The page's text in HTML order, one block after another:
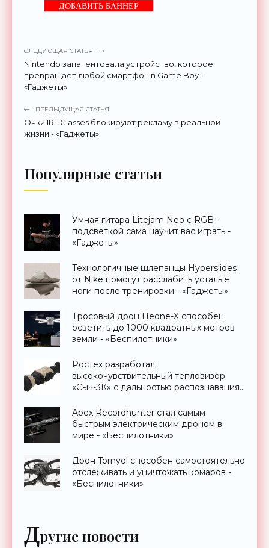
ДОБАВИТЬ БАННЕР
СЛЕДУЮЩАЯ СТАТЬЯ
Nintendo запатентовала устройство, которое
превращает любой смартфон в Game Boy -
«Гаджеты»
ПРЕДЫДУЩАЯ СТАТЬЯ
Очки IRL Glasses блокируют рекламу в реальной
жизни - «Гаджеты»
Популярные статьи
Умная гитара Litejam Neo с RGB-
подсветкой сама научит вас играть -
«Гаджеты»
Технологичные шлепанцы Hyperslides
от Nike помогут расслабить усталые
ноги после тренировки - «Гаджеты»
Тросовый дрон Heone-X способен
осветить до 1000 квадратных метров
земли - «Беспилотники»
Ростех разработал
высокочувствительный тепловизор
«Сыч-3К» с дальностью распознавания
Apex Recordhunter стал самым
быстрым электрическим дроном в
мире - «Беспилотники»
Дрон Tornyol способен самостоятельно
отслеживать и уничтожать комаров -
«Беспилотники»
Другие новости